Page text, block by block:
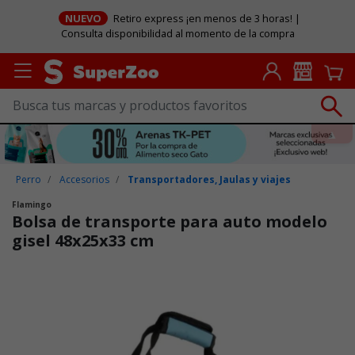
NUEVO
Retiro express ¡en menos de 3 horas! |
Consulta disponibilidad al momento de la compra
Perro Accesorios Transportadores, Jaulas y viajes
Flamingo
Bolsa de transporte para auto modelo
gisel 48x25x33 cm